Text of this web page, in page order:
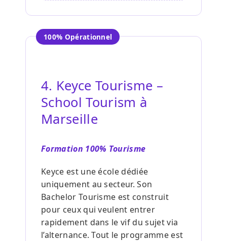
100% Opérationnel
4. Keyce Tourisme –
School Tourism à
Marseille
Formation 100% Tourisme
Keyce est une école dédiée
uniquement au secteur. Son
Bachelor Tourisme est construit
pour ceux qui veulent entrer
rapidement dans le vif du sujet via
l’alternance. Tout le programme est